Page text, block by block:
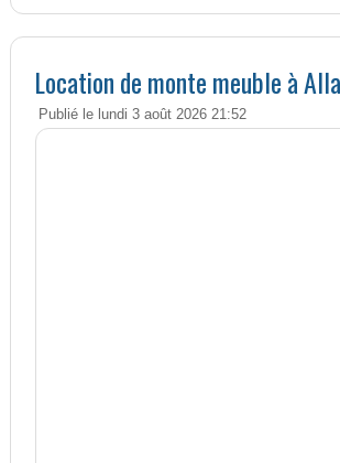
Location de monte meuble à
Publié le lundi 3 août 2026 21:52